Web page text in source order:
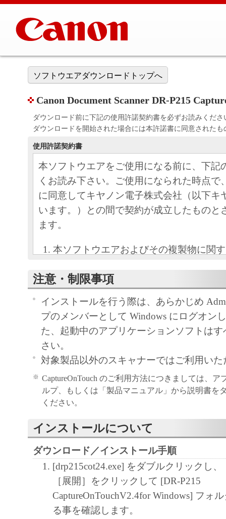
ソフトウエアダウンロードトップへ
Canon Document Scanner DR-P215
ダウンロード前に下記の使用許諾契約書を必ずお読みくださ
ダウンロードを開始された場合には本許諾書に同意された
使用許諾契約書
本ソフトウエアをご使用になる前に、下記
くお読み下さい。ご使用になられた時点で
に同意してキヤノン電子株式会社（以下キ
います。）との間で契約が成立したものと
ます。
本ソフトウエアおよびその複製物に関
ーに帰属します。
ザーといいます。）に対し、本ソフト
キヤノン電子製品を利用する目的で本
用する非独占的権利を許諾します。
ユーザーは、本ソフトウエアの全部ま
改変、リバース・エンジニアリング、
は逆アセンブル等することはできませ
キヤノン電子、キヤノンマーケティン
ユーザーの特定の目的のために適当で
は有用であること、または本ソフトウ
こと、その他本ソフトウエアに関して
たしません。
キヤノン電子、キヤノンマーケティン
社およびキヤノンのライセンサーは、
使用に付随または関連して生ずる直接
注意・制限事項
インストールを行う際は、あらかじめ
プのメンバーとして Windows にログオン
た、起動中のアプリケーションソフトは
さい。
対象製品以外のスキャナーではご利用い
※ CaptureOnTouch のご利用方法につきましては、ア
ルプ、もしくは「製品マニュアル」から説明書を
ください。
インストールについて
ダウンロード／インストール手順
[drp215cot24.exe] をダブルクリックし
［展開］をクリックして [DR-P215
CaptureOnTouchV2.4for Windows] フォ
る事を確認します。